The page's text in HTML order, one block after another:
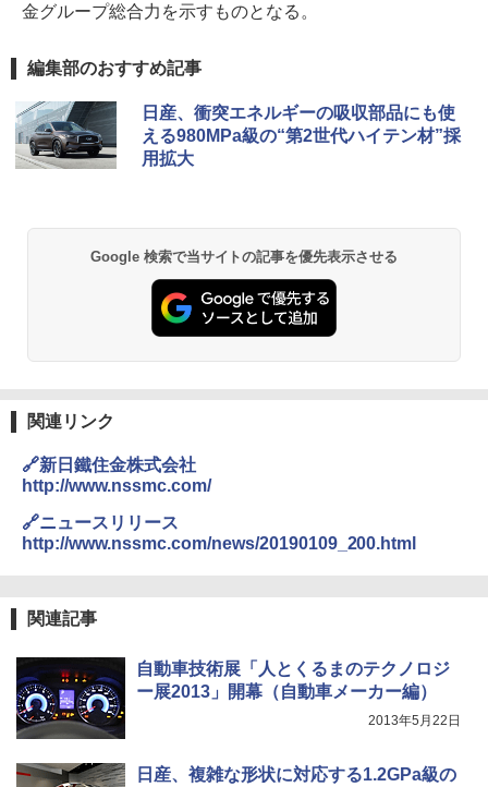
金グループ総合力を示すものとなる。
編集部のおすすめ記事
日産、衝突エネルギーの吸収部品にも使
える980MPa級の“第2世代ハイテン材”採
用拡大
Google 検索で当サイトの記事を優先表示させる
関連リンク
🔗新日鐵住金株式会社
http://www.nssmc.com/
🔗ニュースリリース
http://www.nssmc.com/news/20190109_200.html
関連記事
自動車技術展「人とくるまのテクノロジ
ー展2013」開幕（自動車メーカー編）
2013年5月22日
日産、複雑な形状に対応する1.2GPa級の